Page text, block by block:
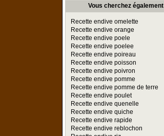
Vous cherchez également
Recette endive omelette
Recette endive orange
Recette endive poele
Recette endive poelee
Recette endive poireau
Recette endive poisson
Recette endive poivron
Recette endive pomme
Recette endive pomme de terre
Recette endive poulet
Recette endive quenelle
Recette endive quiche
Recette endive rapide
Recette endive reblochon